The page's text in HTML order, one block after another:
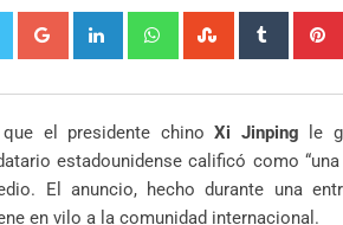
Google+ LinkedIn WhatsappStumbleUpon
Tumblr
el presidente chinoXi Jinping le
estadounidense calificó como
El anuncio, hecho durante una
en vilo a la comunidad internacional.